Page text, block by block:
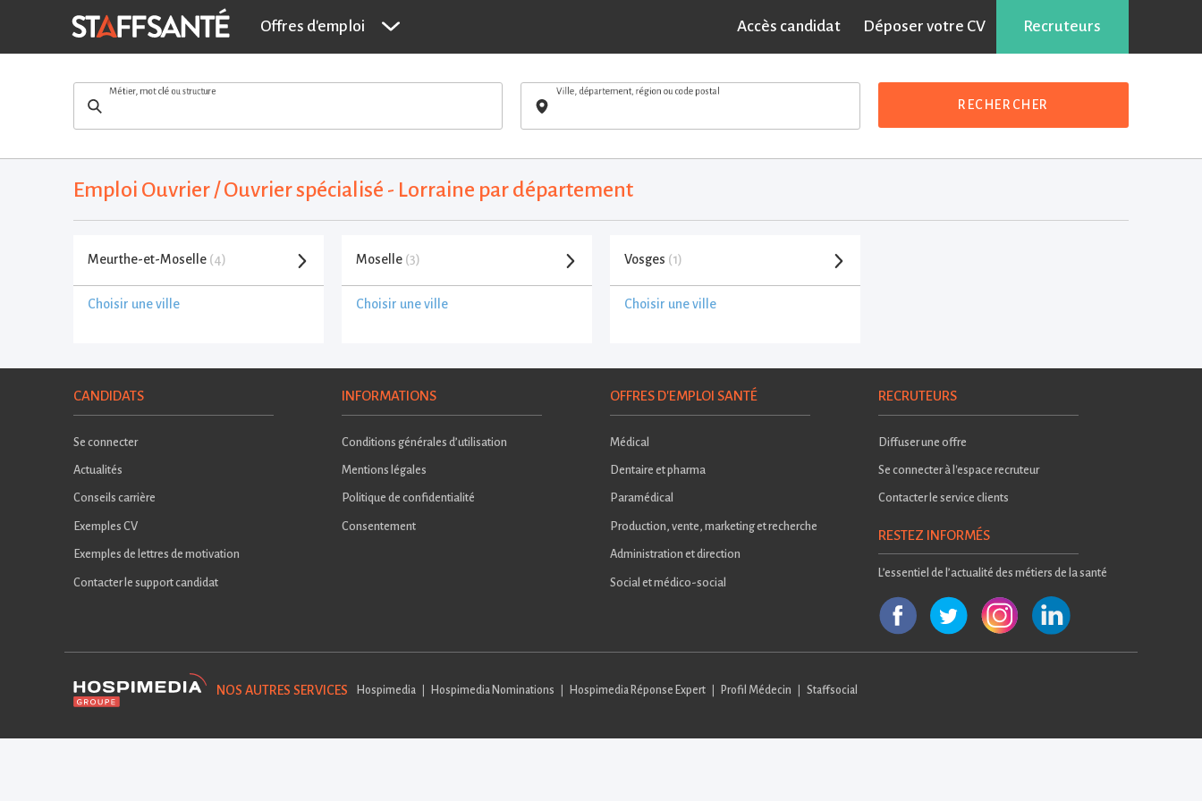
Offres d'emploi Accès candidat Déposer votre CV Recruteurs
Métier, mot clé ou structure Ville, département, région ou code postal
RECHERCHER
Emploi Ouvrier / Ouvrier spécialisé - Lorraine par département
Meurthe-et-Moselle (4)
Choisir une ville
Moselle (3)
Choisir une ville
Vosges (1)
Choisir une ville
CANDIDATS
Se connecter
Actualités
Conseils carrière
Exemples CV
Exemples de lettres de motivation
Contacter le support candidat
INFORMATIONS
Conditions générales d’utilisation
Mentions légales
Politique de confidentialité
Consentement
OFFRES D'EMPLOI SANTÉ
Médical
Dentaire et pharma
Paramédical
Production, vente, marketing et recherche
Administration et direction
Social et médico-social
RECRUTEURS
Diffuser une offre
Se connecter à l'espace recruteur
Contacter le service clients
RESTEZ INFORMÉS
L’essentiel de l’actualité des métiers de la santé
NOS AUTRES SERVICES Hospimedia Hospimedia Nominations Hospimedia Réponse Expert Profil Médecin Staffsocial